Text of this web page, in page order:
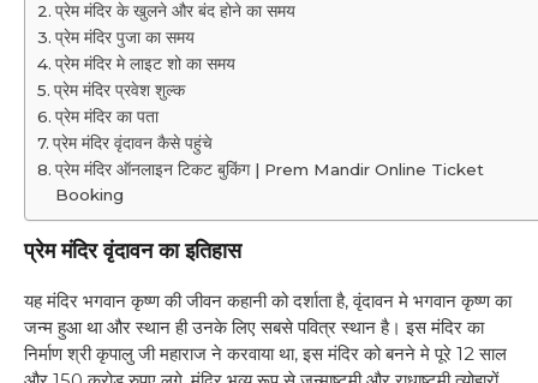
प्रेम मंदिर के खुलने और बंद होने का समय
प्रेम मंदिर पुजा का समय
प्रेम मंदिर मे लाइट शो का समय
प्रेम मंदिर प्रवेश शुल्क
प्रेम मंदिर का पता
प्रेम मंदिर वृंदावन कैसे पहुंचे
प्रेम मंदिर ऑनलाइन टिकट बुकिंग | Prem Mandir Online Ticket
Booking
प्रेम मंदिर वृंदावन का इतिहास
यह मंदिर भगवान कृष्ण की जीवन कहानी को दर्शाता है, वृंदावन मे भगवान कृष्ण का
जन्म हुआ था और स्थान ही उनके लिए सबसे पवित्र स्थान है। इस मंदिर का
निर्माण श्री कृपालु जी महाराज ने करवाया था, इस मंदिर को बनने मे पूरे 12 साल